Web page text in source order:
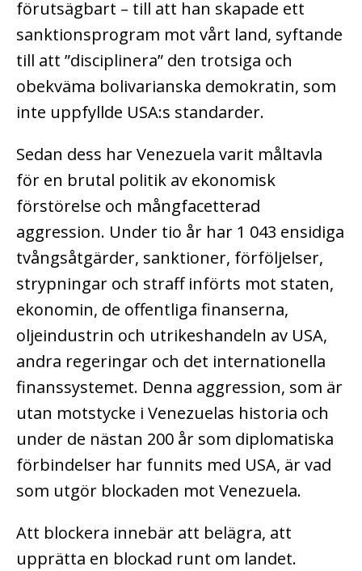
förutsägbart – till att han skapade ett
sanktionsprogram mot vårt land, syftande
till att ”disciplinera” den trotsiga och
obekväma bolivarianska demokratin, som
inte uppfyllde USA:s standarder.
Sedan dess har Venezuela varit måltavla
för en brutal politik av ekonomisk
förstörelse och mångfacetterad
aggression. Under tio år har 1 043 ensidiga
tvångsåtgärder, sanktioner, förföljelser,
strypningar och straff införts mot staten,
ekonomin, de offentliga finanserna,
oljeindustrin och utrikeshandeln av USA,
andra regeringar och det internationella
finanssystemet. Denna aggression, som är
utan motstycke i Venezuelas historia och
under de nästan 200 år som diplomatiska
förbindelser har funnits med USA, är vad
som utgör blockaden mot Venezuela.
Att blockera innebär att belägra, att
upprätta en blockad runt om landet.